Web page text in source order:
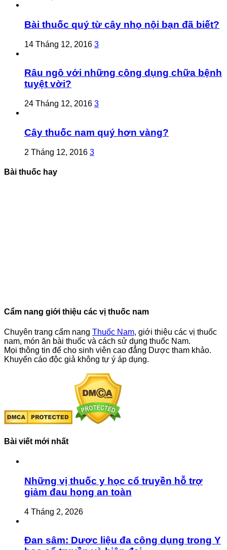
Bài thuốc quý từ cây nhọ nội bạn đã biết?
14 Tháng 12, 2016 3
Râu ngô với những công dụng chữa bệnh
tuyệt vời?
24 Tháng 12, 2016 3
Cây thuốc nam quý hơn vàng?
2 Tháng 12, 2016 3
Bài thuốc hay
Cẩm nang giới thiệu các vị thuốc nam
Chuyên trang cẩm nang Thuốc Nam, giới thiệu các vị thuốc
nam, món ăn bài thuốc và cách sử dụng thuốc Nam.
Mọi thông tin để cho sinh viên cao đẳng Dược tham khảo.
Khuyến cáo độc giả không tự ý áp dụng.
Bài viết mới nhất
Những vị thuốc y học cổ truyền hỗ trợ
giảm đau họng an toàn
4 Tháng 2, 2026
Đan sâm: Dược liệu đa công dụng trong Y